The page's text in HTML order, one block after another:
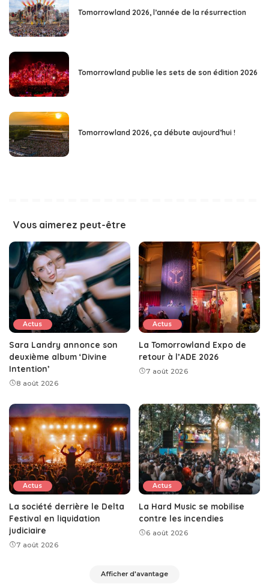
Tomorrowland 2026, l’année de la résurrection
Tomorrowland publie les sets de son édition 2026
Tomorrowland 2026, ça débute aujourd’hui !
Vous aimerez peut-être
Actus
Sara Landry annonce son
deuxième album ‘Divine
Intention’
8 août 2026
Actus
La Tomorrowland Expo de
retour à l’ADE 2026
7 août 2026
Actus
La société derrière le Delta
Festival en liquidation
judiciaire
7 août 2026
Actus
La Hard Music se mobilise
contre les incendies
6 août 2026
Afficher d'avantage